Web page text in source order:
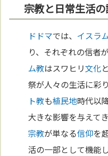
宗教と日常生活
ドドマでは、 イスラ
り、それぞれの信者
ム教はスワヒリ文化
祭が人々の生活に彩
ト教も植民地時代以
大きな影響を与えて
宗教が単なる信仰を
活の一部として機能